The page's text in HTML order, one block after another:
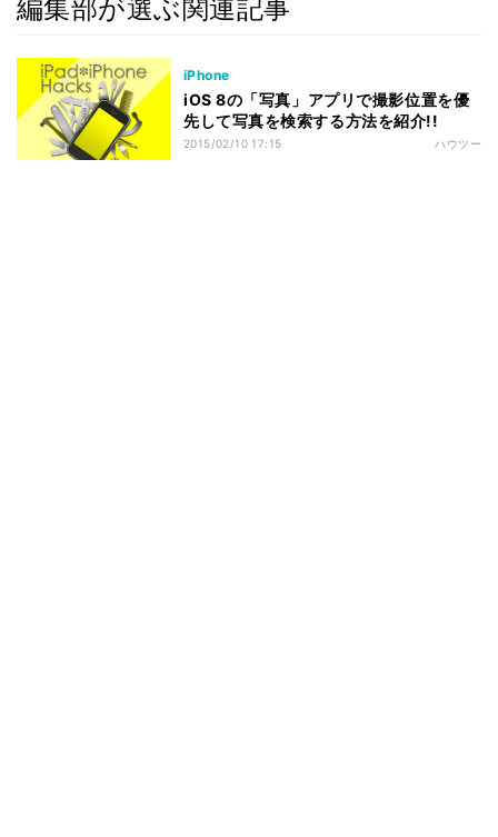
編集部が選ぶ関連記事
iPhone
iOS 8の「写真」アプリで撮影位置を優
先して写真を検索する方法を紹介!!
2015/02/10 17:15 ハウツー